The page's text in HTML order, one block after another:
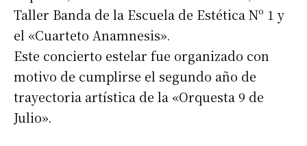
Taller Banda de la Escuela de Estética Nº 1 y
el «Cuarteto Anamnesis».
Este concierto estelar fue organizado con
motivo de cumplirse el segundo año de
trayectoria artística de la «Orquesta 9 de
Julio».